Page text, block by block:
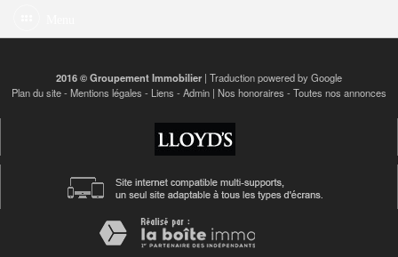
2016 © Groupement Immobilier | Traduction powered by Google
Plan du site- Mentions légales - Liens - Admin | Nos honoraires - Toutes nos annonces